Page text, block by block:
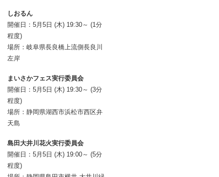
しおるん
開催日：5月5日 (木) 19:30～ (1分
程度)
場所：岐阜県長良橋上流側長良川
左岸
まいさかフェス実行委員会
開催日：5月5日 (木) 19:30～ (3分
程度)
場所：静岡県湖西市浜松市西区弁
天島
島田大井川花火実行委員会
開催日：5月5日 (木) 19:00～ (5分
程度)